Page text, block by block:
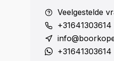
Veelgestelde
+31641303614
+31641303614